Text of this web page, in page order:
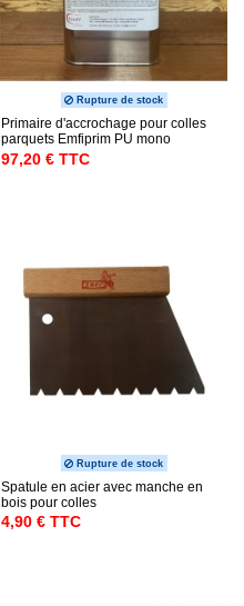
Rupture de stock
Primaire d'accrochage pour colles
parquets Emfiprim PU mono
97,20 € TTC
Rupture de stock
Spatule en acier avec manche en
bois pour colles
4,90 € TTC